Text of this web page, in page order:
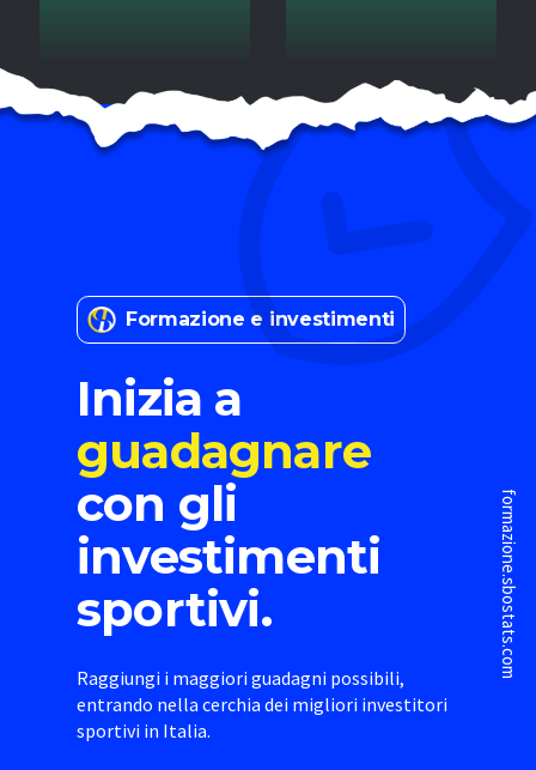
formazione.sbostats.com
Formazione e investimenti
Inizia a
guadagnare
con gli
investimenti
sportivi.
Raggiungi i maggiori guadagni possibili,
entrando nella cerchia dei migliori investitori
sportivi in Italia.